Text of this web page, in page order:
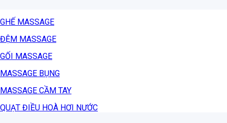
GHẾ MASSAGE
ĐỆM MASSAGE
GỐI MASSAGE
MASSAGE BỤNG
MASSAGE CẦM TAY
QUẠT ĐIỀU HOÀ HƠI NƯỚC